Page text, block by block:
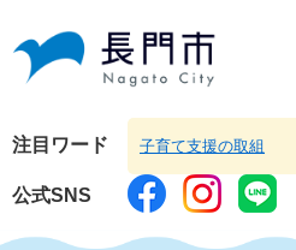
頭
す。
飛
し
本
注目ワード 子育て支援の取組
公式SNS